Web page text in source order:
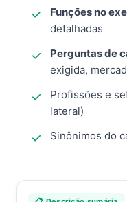
Funções no
detalhadas
Perguntas de
exigida,
Profissões e
lateral)
Sinônimos do